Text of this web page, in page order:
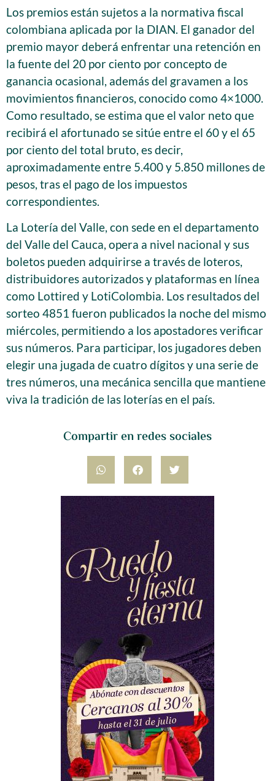
Compartir en redes sociales
Los premios están sujetos a la normativa fiscal
colombiana aplicada por la DIAN. El ganador del
premio mayor deberá enfrentar una retención en
la fuente del 20 por ciento por concepto de
ganancia ocasional, además del gravamen a los
movimientos financieros, conocido como 4×1000.
Como resultado, se estima que el valor neto que
recibirá el afortunado se sitúe entre el 60 y el 65
por ciento del total bruto, es decir,
aproximadamente entre 5.400 y 5.850 millones de
pesos, tras el pago de los impuestos
correspondientes.
La Lotería del Valle, con sede en el departamento
del Valle del Cauca, opera a nivel nacional y sus
boletos pueden adquirirse a través de loteros,
distribuidores autorizados y plataformas en línea
como Lottired y LotiColombia. Los resultados del
sorteo 4851 fueron publicados la noche del mismo
miércoles, permitiendo a los apostadores verificar
sus números. Para participar, los jugadores deben
elegir una jugada de cuatro dígitos y una serie de
tres números, una mecánica sencilla que mantiene
viva la tradición de las loterías en el país.